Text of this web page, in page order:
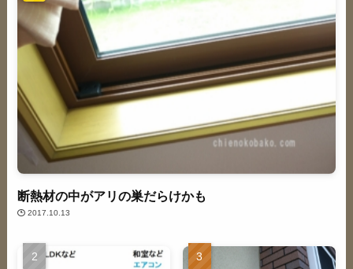
断熱材の中がアリの巣だらけかも
2017.10.13